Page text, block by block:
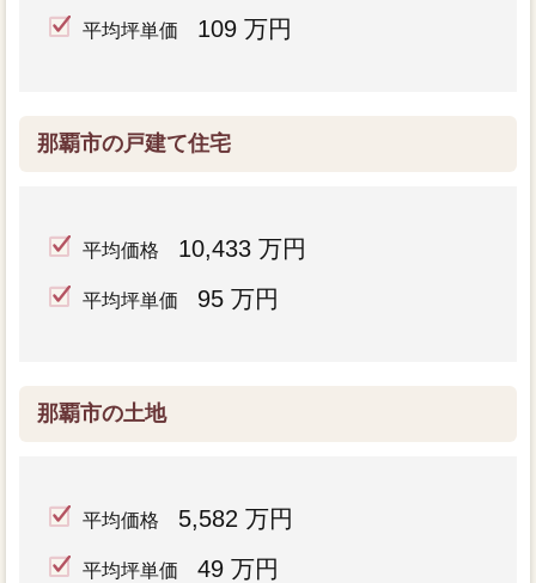
平均坪単価 109 万円
那覇市の戸建て住宅
平均価格 10,433 万円
平均坪単価 95 万円
那覇市の土地
平均価格 5,582 万円
平均坪単価 49 万円